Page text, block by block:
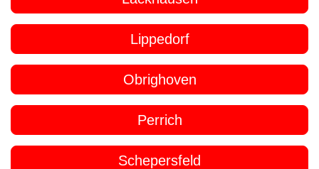
Lippedorf
Obrighoven
Perrich
Schepersfeld